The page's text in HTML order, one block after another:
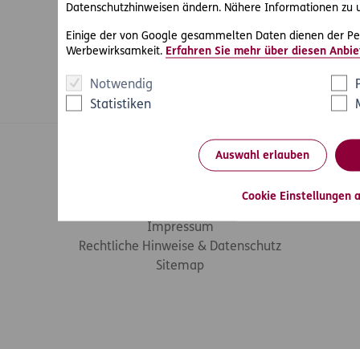
Datenschutzhinweisen ändern. Nähere Informationen zu
Einige der von Google gesammelten Daten dienen der
Werbewirksamkeit. Erfahren Sie mehr über diesen
Notwendig
Statistiken
Auswahl erlauben
Cookie Einstellungen
© ERGO Versicherung Aktiengesellschaft
Impressum
Rechtliche Hinweise & Datenschutz
Sitemap